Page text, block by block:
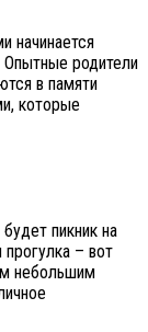
начинается
родители
в памяти
которые
пикник на
– вот
небольшим